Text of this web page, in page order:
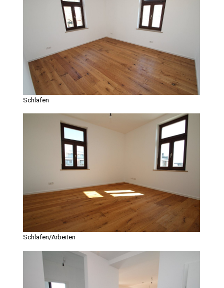
Schlafen
Schlafen/Arbeiten